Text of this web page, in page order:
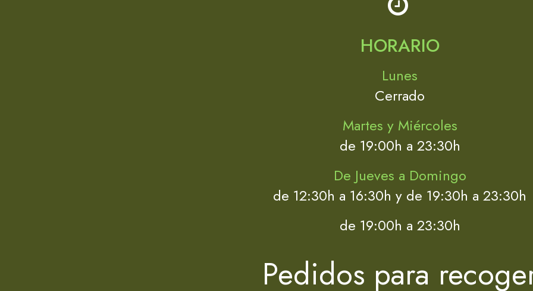
HORARIO
Lunes
Cerrado
Martes y Miércoles
de 19:00h a 23:30h
De Jueves a Domingo
de 12:30h a 16:30h y de 19:30h a 23:30h
de 19:00h a 23:30h
Pedidos para